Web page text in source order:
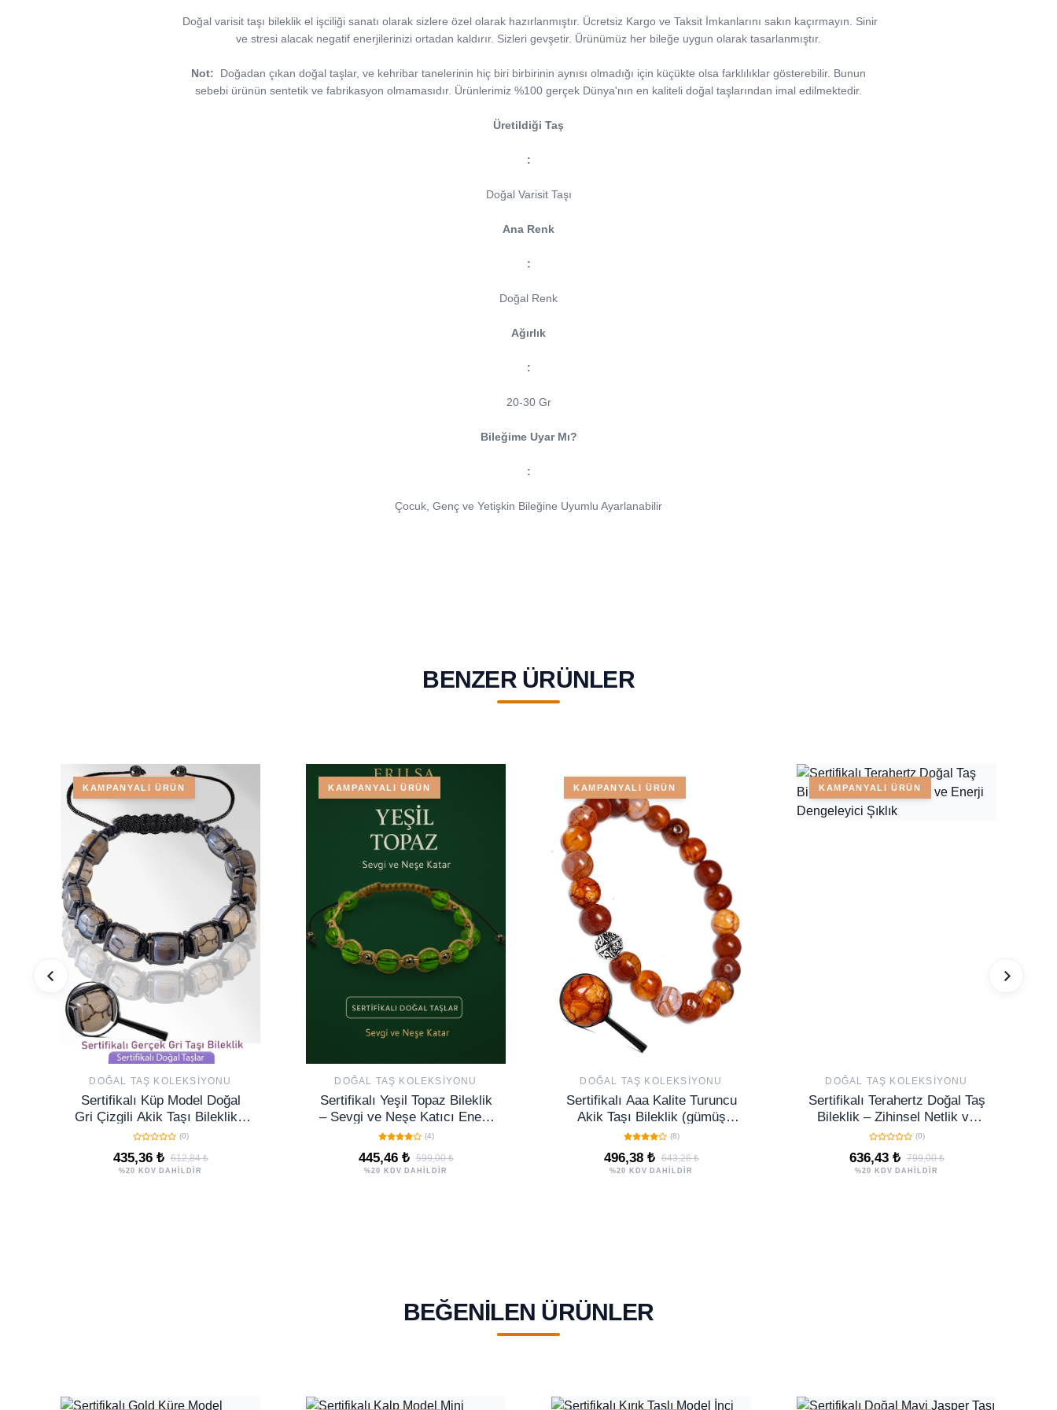
Doğal varisit taşı bileklik el işciliği sanatı olarak sizlere özel olarak hazırlanmıştır. Ücretsiz Kargo ve Taksit İmkanlarını sakın kaçırmayın. Sinir
ve stresi alacak negatif enerjilerinizi ortadan kaldırır. Sizleri gevşetir. Ürünümüz her bileğe uygun olarak tasarlanmıştır.
Not:
Doğadan çıkan doğal taşlar, ve kehribar tanelerinin hiç biri birbirinin aynısı olmadığı için küçükte olsa farklılıklar gösterebilir. Bunun
sebebi ürünün sentetik ve fabrikasyon olmamasıdır. Ürünlerimiz %100 gerçek Dünya'nın en kaliteli doğal taşlarından imal edilmektedir.
Üretildiği Taş
:
Doğal Varisit Taşı
Ana Renk
:
Doğal Renk
Ağırlık
:
20-30 Gr
Bileğime Uyar Mı?
:
Çocuk, Genç ve Yetişkin Bileğine Uyumlu Ayarlanabilir
BENZER ÜRÜNLER
KAMPANYALI ÜRÜN
DOĞAL TAŞ KOLEKSIYONU
Sertifikalı Küp Model Doğal
Gri Çizgili Akik Taşı Bileklik -
Ayarlamalı
(0)
435,36 ₺ 612,84 ₺
%20 KDV DAHİLDİR
KAMPANYALI ÜRÜN
DOĞAL TAŞ KOLEKSIYONU
Sertifikalı Yeşil Topaz Bileklik
– Sevgi ve Neşe Katıcı Enerji
Taşı Takı
(4)
445,46 ₺ 599,00 ₺
%20 KDV DAHİLDİR
KAMPANYALI ÜRÜN
DOĞAL TAŞ KOLEKSIYONU
Sertifikalı Aaa Kalite Turuncu
Akik Taşı Bileklik (gümüş
Aparatlı)
(8)
496,38 ₺ 643,26 ₺
%20 KDV DAHİLDİR
KAMPANYALI ÜRÜN
DOĞAL TAŞ KOLEKSIYONU
Sertifikalı Terahertz Doğal Taş
Bileklik – Zihinsel Netlik ve
Enerji Dengeleyici Şıklık
(0)
636,43 ₺ 799,00 ₺
%20 KDV DAHİLDİR
BEĞENILEN ÜRÜNLER